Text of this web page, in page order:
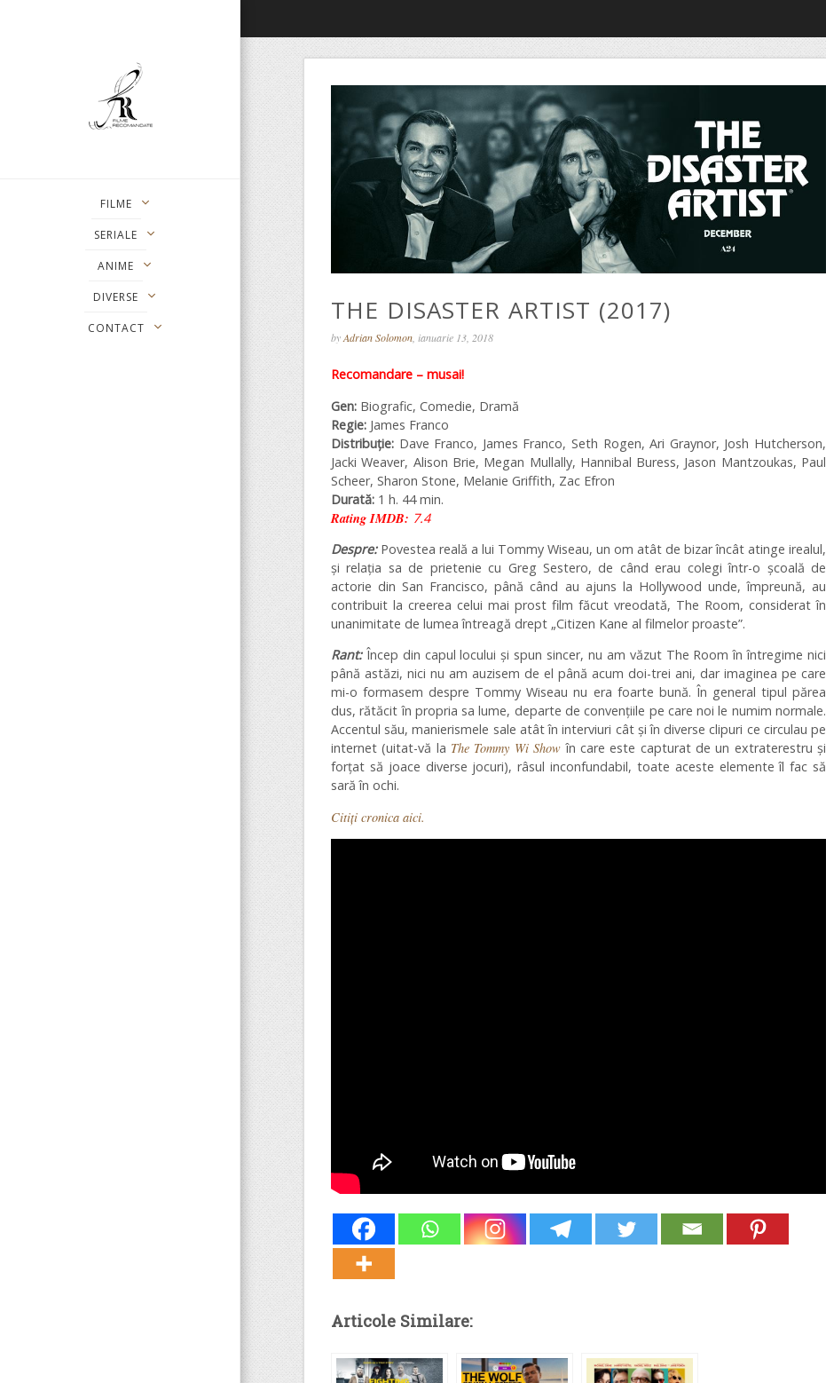
FILME
SERIALE
ANIME
DIVERSE
CONTACT
THE DISASTER ARTIST (2017)
byAdrian Solomon , ianuarie 13, 2018
Recomandare – musai!
Gen: Biografic, Comedie, Dramă
Regie: James Franco
Distribuție: Dave Franco, James Franco, Seth Rogen, Ari Graynor, Josh Hutcherson,
Jacki Weaver, Alison Brie, Megan Mullally, Hannibal Buress, Jason Mantzoukas, Paul
Scheer, Sharon Stone, Melanie Griffith, Zac Efron
Durată: 1 h. 44 min.
Rating IMDB: 7.4
Despre: Povestea reală a lui Tommy Wiseau, un om atât de bizar încât atinge irealul,
și relația sa de prietenie cu Greg Sestero, de când erau colegi într-o școală de
actorie din San Francisco, până când au ajuns la Hollywood unde, împreună, au
contribuit la creerea celui mai prost film făcut vreodată, The Room, considerat în
unanimitate de lumea întreagă drept „Citizen Kane al filmelor proaste”.
Rant: Încep din capul locului și spun sincer, nu am văzut The Room în întregime nici
până astăzi, nici nu am auzisem de el până acum doi-trei ani, dar imaginea pe care
mi-o formasem despre Tommy Wiseau nu era foarte bună. În general tipul părea
dus, rătăcit în propria sa lume, departe de convențiile pe care noi le numim normale.
Accentul său, manierismele sale atât în interviuri cât și în diverse clipuri ce circulau pe
internet (uitat-vă la The Tommy Wi Show în care este capturat de un extraterestru și
forțat să joace diverse jocuri), râsul inconfundabil, toate aceste elemente îl fac să
sară în ochi.
Citiți cronica aici.
Articole Similare: